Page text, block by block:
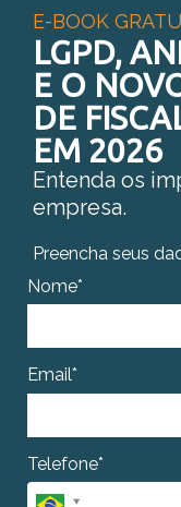
E-BOOK
LGPD,
E O
DE
EM 2026
Entenda os
empresa.
Preencha seus
Nome*
Email*
Telefone*